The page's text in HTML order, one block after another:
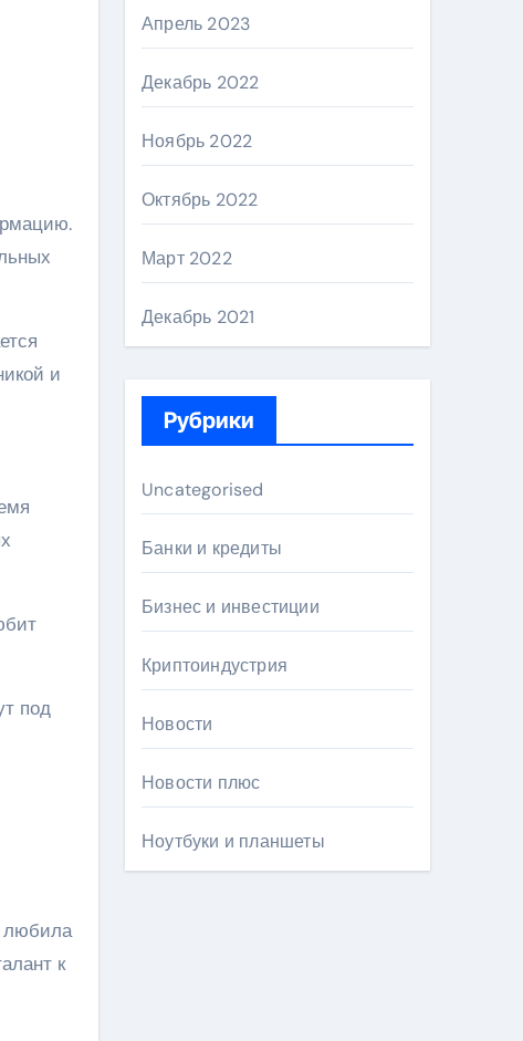
и
под
любила
к
Апрель 2023
Декабрь 2022
Ноябрь 2022
Октябрь 2022
Март 2022
Декабрь 2021
Рубрики
Uncategorised
Банки и кредиты
Бизнес и инвестиции
Криптоиндустрия
Новости
Новости плюс
Ноутбуки и планшеты